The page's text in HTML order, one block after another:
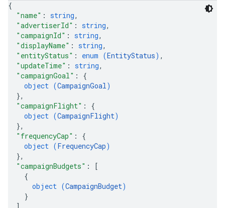
{
"name" : string,
"advertiserId" : string,
"campaignId" : string,
"displayName" : string,
"entityStatus" : enum (EntityStatus) ,
"updateTime" : string,
"campaignGoal" : {
object (CampaignGoal)
},
"campaignFlight" : {
object (CampaignFlight)
},
"frequencyCap" : {
object (FrequencyCap)
},
"campaignBudgets" :
[
{
object (CampaignBudget)
}